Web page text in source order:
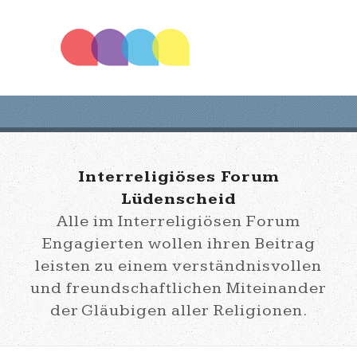
Interreligiöses Forum
Lüdenscheid
Alle im Interreligiösen Forum
Engagierten wollen ihren Beitrag
leisten zu einem verständnisvollen
und freundschaftlichen Miteinander
der Gläubigen aller Religionen.